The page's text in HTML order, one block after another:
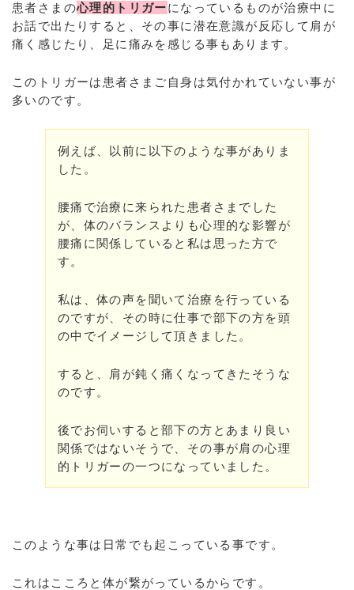
患者さまの心理的トリガーになっているものが治療中に
お話で出たりすると、その事に潜在意識が反応して肩が
痛く感じたり、足に痛みを感じる事もあります。
このトリガーは患者さまご自身は気付かれていない事が
多いのです。
例えば、以前に以下のような事がありま
した。
腰痛で治療に来られた患者さまでした
が、体のバランスよりも心理的な影響が
腰痛に関係していると私は思った方で
す。
私は、体の声を聞いて治療を行っている
のですが、その時に仕事で部下の方を頭
の中でイメージして頂きました。
すると、肩が鈍く痛くなってきたそうな
のです。
後でお伺いすると部下の方とあまり良い
関係ではないそうで、その事が肩の心理
的トリガーの一つになっていました。
このような事は日常でも起こっている事です。
これはこころと体が繋がっているからです。